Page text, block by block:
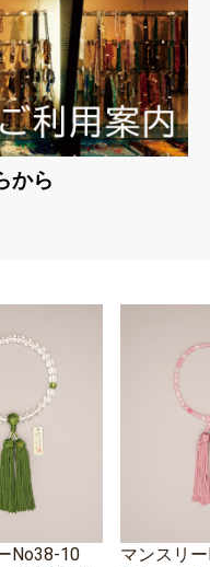
から
No38-10
マンスリ